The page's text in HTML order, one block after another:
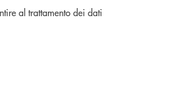
potrà esercitare i diritti sanciti dagli articoli dal GDPR (da 15
dati personali che La riguardano e, in tal caso, ottenere
al trattamento dei dati